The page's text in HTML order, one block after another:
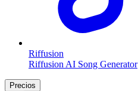
Riffusion
Riffusion AI Song Generator
Precios